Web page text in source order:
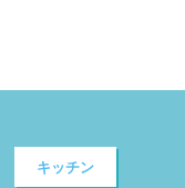
キッチン